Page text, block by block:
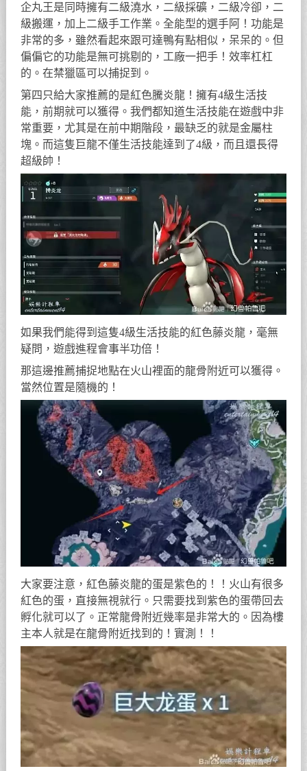
企丸王是同時擁有二級澆水，二級採礦，二級冷卻，二
級搬運，加上二級手工作業。全能型的選手阿！功能是
非常的多，雖然看起來跟可達鴨有點相似，呆呆的。但
偏偏它的功能是無可挑剔的，工廠一把手！效率杠杠
的。在禁獵區可以捕捉到。
第四只給大家推薦的是紅色騰炎龍！擁有4級生活技
能，前期就可以獲得。我們都知道生活技能在遊戲中非
常重要，尤其是在前中期階段，最缺乏的就是金屬柱
塊。而這隻巨龍不僅生活技能達到了4級，而且還長得
超級帥！
如果我們能得到這隻4級生活技能的紅色藤炎龍，毫無
疑問，遊戲進程會事半功倍！
那這邊推薦捕捉地點在火山裡面的龍骨附近可以獲得。
當然位置是隨機的！
大家要注意，紅色藤炎龍的蛋是紫色的！！火山有很多
紅色的蛋，直接無視就行。只需要找到紫色的蛋帶回去
孵化就可以了。正常龍骨附近幾率是非常大的。因為樓
主本人就是在龍骨附近找到的！實測！！